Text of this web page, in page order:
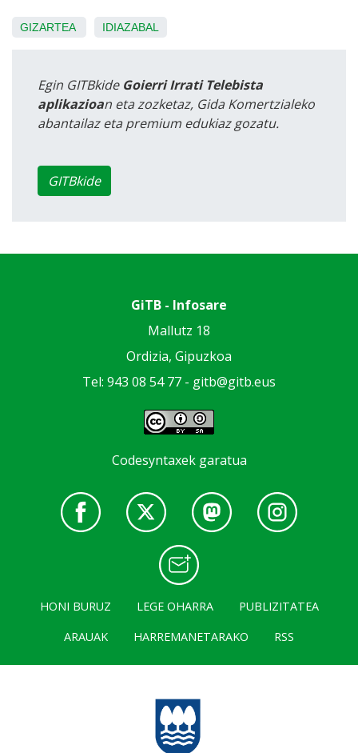
GIZARTEA IDIAZABAL
Egin GITBkide Goierri Irrati Telebista
aplikazioan eta zozketaz, Gida Komertzialeko
abantailaz eta premium edukiaz gozatu.
GITBkide
GiTB - Infosare
Mallutz 18
Ordizia, Gipuzkoa
Tel: 943 08 54 77 - gitb@gitb.eus
Codesyntaxek garatua
HONI BURUZ LEGE OHARRA
PUBLIZITATEA
ARAUAK
HARREMANETARAKO RSS